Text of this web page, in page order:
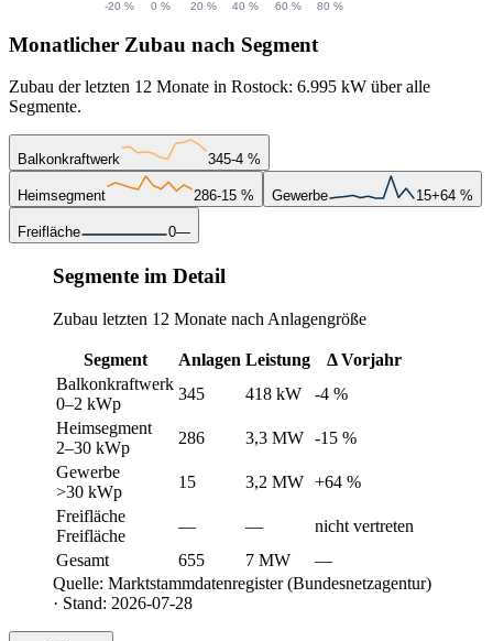
Monatlicher Zubau nach Segment
Zubau der letzten 12 Monate in Rostock: 6.995 kW über alle
Segmente.
Balkonkraftwerk 345-4 %
Heimsegment 286-15 % Gewerbe 15+64 %
Freifläche 0—
Segmente im Detail
Zubau letzten 12 Monate nach Anlagengröße
Segment Anlagen Leistung
Δ Vorjahr
Balkonkraftwerk
0–2 kWp
345 418 kW
-4 %
Heimsegment
2–30 kWp
286 3,3 MW -15 %
Gewerbe
>30 kWp
15 3,2 MW +64 %
Freifläche
Freifläche
— —
nicht vertreten
Gesamt
655 7 MW
—
Quelle: Marktstammdatenregister (Bundesnetzagentur)
· Stand: 2026-07-28